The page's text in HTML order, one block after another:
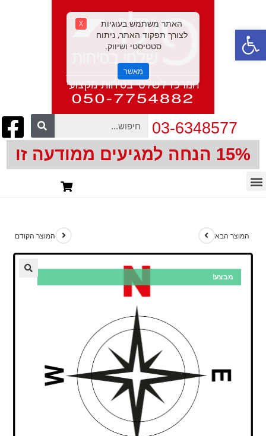
פתח סרגל נגישות
03-6348577
15% הנחה למגיעים ממודעה זו
מבצע!
המוצר הקודם המוצר הבא
X
האתר משתמש בעוגיות
לצורך תפקוד האתר, ניתוח
סטטיסטי ושיווק.
מאשר